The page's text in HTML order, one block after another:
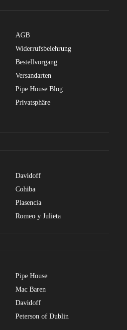
AGB
Widerrufsbelehrung
Bestellvorgang
Versandarten
Pipe House Blog
Privatsphäre
Davidoff
Cohiba
Plasencia
Romeo y Julieta
Pipe House
Mac Baren
Davidoff
Peterson of Dublin